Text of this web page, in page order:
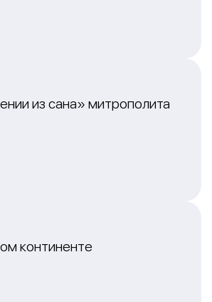
из сана» митрополита
континенте